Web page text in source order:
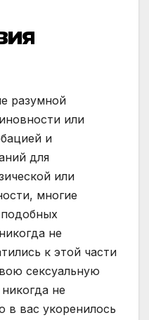
разумной
или
и
для
или
многие
не
к этой части
сексуальную
не
в вас укоренилось